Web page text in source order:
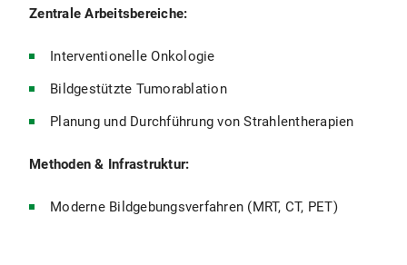
Zentrale Arbeitsbereiche:
Interventionelle Onkologie
Bildgestützte Tumorablation
Planung und Durchführung von Strahlentherapien
Methoden & Infrastruktur:
Moderne Bildgebungsverfahren (MRT, CT, PET)